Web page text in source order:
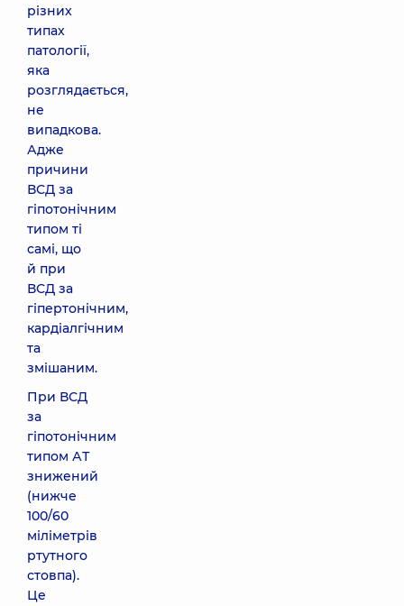
різних
типах
патології,
яка
розглядається,
не
випадкова.
Адже
причини
ВСД за
гіпотонічним
типом ті
самі, що
й при
ВСД за
гіпертонічним,
кардіалгічним
та
змішаним.
При ВСД
за
гіпотонічним
типом АТ
знижений
(нижче
100/60
міліметрів
ртутного
стовпа).
Це